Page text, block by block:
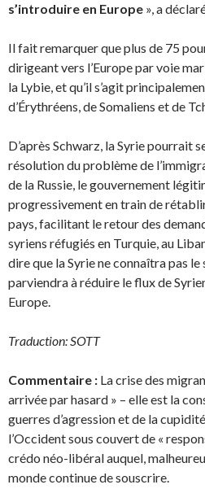
s’introduire en Europe », a
Il fait remarquer que plus de 75
dirigeant vers l’Europe par voie
la Lybie, et qu’il s’agit
d’Érythréens, de Somaliens et de
D’après Schwarz, la Syrie pourrait
résolution du problème de
de la Russie, le gouvernement
progressivement en train de
pays, facilitant le retour des
syriens réfugiés en Turquie, au
dire que la Syrie ne connaîtra pas
parviendra à réduire le flux de
Europe.
Traduction: SOTT
Commentaire : La crise des
arrivée par hasard » – elle est la
guerres d’agression et de la
l’Occident sous couvert de «
crédo néo-libéral auquel,
monde continue de souscrire.